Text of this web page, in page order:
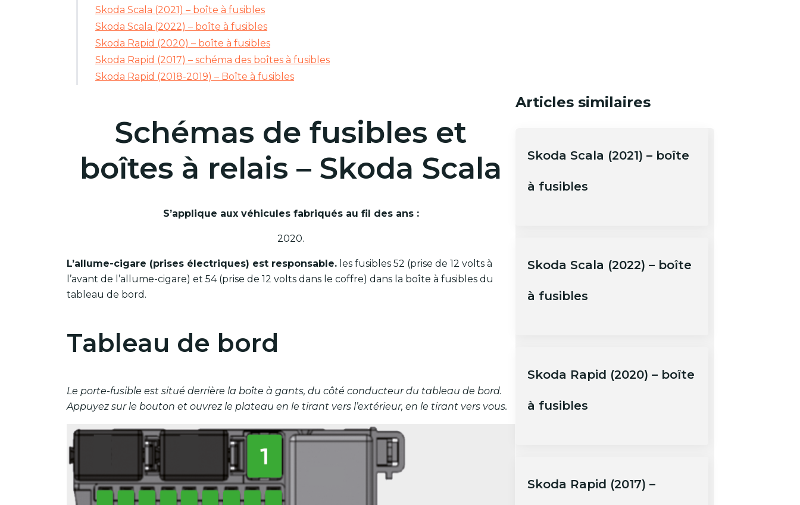
Skoda Scala (2021) – boîte à fusibles
Skoda Scala (2022) – boîte à fusibles
Skoda Rapid (2020) – boîte à fusibles
Skoda Rapid (2017) – schéma des boîtes à fusibles
Skoda Rapid (2018-2019) – Boîte à fusibles
Schémas de fusibles et
boîtes à relais – Skoda Scala
S’applique aux véhicules fabriqués au fil des ans :
2020.
L’allume-cigare (prises électriques) est responsable. les fusibles 52 (prise de 12 volts à
l’avant de l’allume-cigare) et 54 (prise de 12 volts dans le coffre) dans la boîte à fusibles du
tableau de bord.
Tableau de bord
Le porte-fusible est situé derrière la boîte à gants, du côté conducteur du tableau de bord.
Appuyez sur le bouton et ouvrez le plateau en le tirant vers l’extérieur, en le tirant vers vous.
Articles similaires
Skoda Scala (2021) – boîte
à fusibles
Skoda Scala (2022) – boîte
à fusibles
Skoda Rapid (2020) – boîte
à fusibles
Skoda Rapid (2017) –